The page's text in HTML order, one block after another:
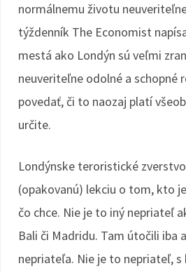
normálnemu životu
týždenník The Economist
mestá ako Londýn sú veľmi
neuveriteľne odolné a schopné
povedať, či to naozaj platí
určite.
Londýnske teroristické
(opakovanú) lekciu o tom, kto
čo chce. Nie je to iný nepriateľ
Bali či Madridu. Tam útočili iba
nepriateľa. Nie je to nepriateľ,